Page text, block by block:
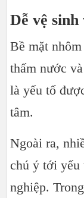
Dễ vệ sinh
Bề mặt
thấm nước
là yếu tố
tâm.
Ngoài ra,
chú ý tới yếu
nghiệp.